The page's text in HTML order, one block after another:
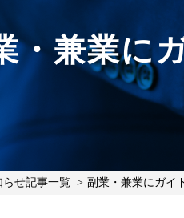
・兼業に
らせ記事一覧 副業・兼業にガ